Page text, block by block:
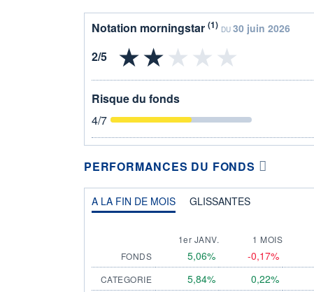
Notation morningstar (1) DU 30 juin 2026
Risque du fonds
4/7
PERFORMANCES DU FONDS
A LA FIN DE MOIS GLISSANTES
1er JANV. 1 MOIS
FONDS
5,06% -0,17%
CATEGORIE 5,84% 0,22%